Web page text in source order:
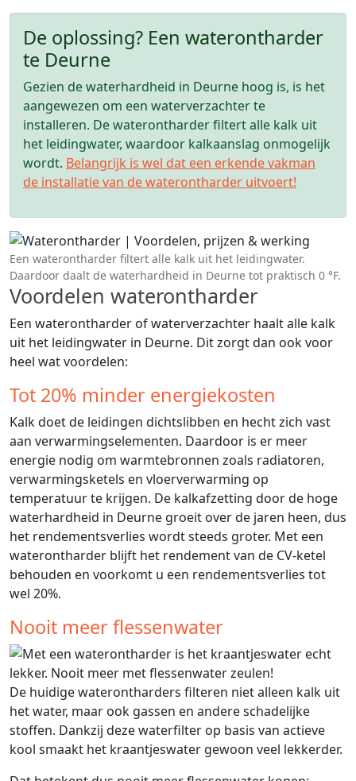
De oplossing? Een waterontharder
te Deurne
Gezien de waterhardheid in Deurne hoog is, is het
aangewezen om een waterverzachter te
installeren. De waterontharder filtert alle kalk uit
het leidingwater, waardoor kalkaanslag onmogelijk
wordt. Belangrijk is wel dat een erkende vakman
de installatie van de waterontharder uitvoert!
Een waterontharder filtert alle kalk uit het leidingwater.
Daardoor daalt de waterhardheid in Deurne tot praktisch 0 °F.
Voordelen waterontharder
Een waterontharder of waterverzachter haalt alle kalk
uit het leidingwater in Deurne. Dit zorgt dan ook voor
heel wat voordelen:
Tot 20% minder energiekosten
Kalk doet de leidingen dichtslibben en hecht zich vast
aan verwarmingselementen. Daardoor is er meer
energie nodig om warmtebronnen zoals radiatoren,
verwarmingsketels en vloerverwarming op
temperatuur te krijgen. De kalkafzetting door de hoge
waterhardheid in Deurne groeit over de jaren heen, dus
het rendementsverlies wordt steeds groter. Met een
waterontharder blijft het rendement van de CV-ketel
behouden en voorkomt u een rendementsverlies tot
wel 20%.
Nooit meer flessenwater
De huidige waterontharders filteren niet alleen kalk uit
het water, maar ook gassen en andere schadelijke
stoffen. Dankzij deze waterfilter op basis van actieve
kool smaakt het kraantjeswater gewoon veel lekkerder.